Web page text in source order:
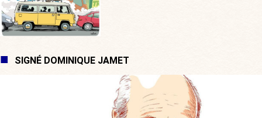
SIGNÉ DOMINIQUE JAMET